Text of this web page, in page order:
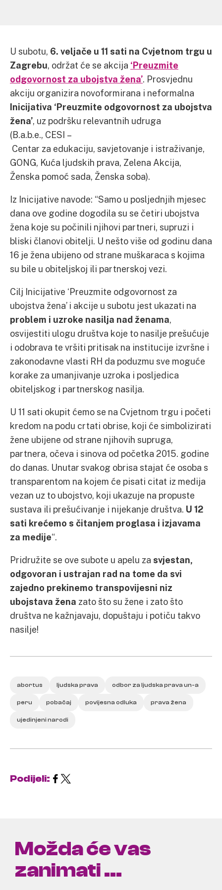
U subotu, 6. veljače u 11 sati na Cvjetnom trgu u
Zagrebu, održat će se akcija ‘Preuzmite
odgovornost za ubojstva žena’. Prosvjednu
akciju organizira novoformirana i neformalna
Inicijativa ‘Preuzmite odgovornost za ubojstva
žena’, uz podršku relevantnih udruga
(B.a.b.e., CESI –
Centar za edukaciju, savjetovanje i istraživanje,
GONG, Kuća ljudskih prava, Zelena Akcija,
Ženska pomoć sada, Ženska soba).
Iz Inicijative navode: “Samo u posljednjih mjesec
dana ove godine dogodila su se četiri ubojstva
žena koje su počinili njihovi partneri, supruzi i
bliski članovi obitelji. U nešto više od godinu dana
16 je žena ubijeno od strane muškaraca s kojima
su bile u obiteljskoj ili partnerskoj vezi.
Cilj Inicijative ‘Preuzmite odgovornost za
ubojstva žena’ i akcije u subotu jest ukazati na
problem i uzroke nasilja nad ženama,
osvijestiti ulogu društva koje to nasilje prešućuje
i odobrava te vršiti pritisak na institucije izvršne i
zakonodavne vlasti RH da poduzmu sve moguće
korake za umanjivanje uzroka i posljedica
obiteljskog i partnerskog nasilja.
U 11 sati okupit ćemo se na Cvjetnom trgu i početi
kredom na podu crtati obrise, koji će simbolizirati
žene ubijene od strane njihovih supruga,
partnera, očeva i sinova od početka 2015. godine
do danas. Unutar svakog obrisa stajat će osoba s
transparentom na kojem će pisati citat iz medija
vezan uz to ubojstvo, koji ukazuje na propuste
sustava ili prešućivanje i nijekanje društva. U 12
sati krećemo s čitanjem proglasa i izjavama
za medije“.
Pridružite se ove subote u apelu za svjestan,
odgovoran i ustrajan rad na tome da svi
zajedno prekinemo transpovijesni niz
ubojstava žena zato što su žene i zato što
društva ne kažnjavaju, dopuštaju i potiču takvo
nasilje!
abortus ljudska prava odbor za ljudska prava un-a
peru pobačaj povijesna odluka prava žena
ujedinjeni narodi
Podijeli:
Možda će vas
zanimati ...